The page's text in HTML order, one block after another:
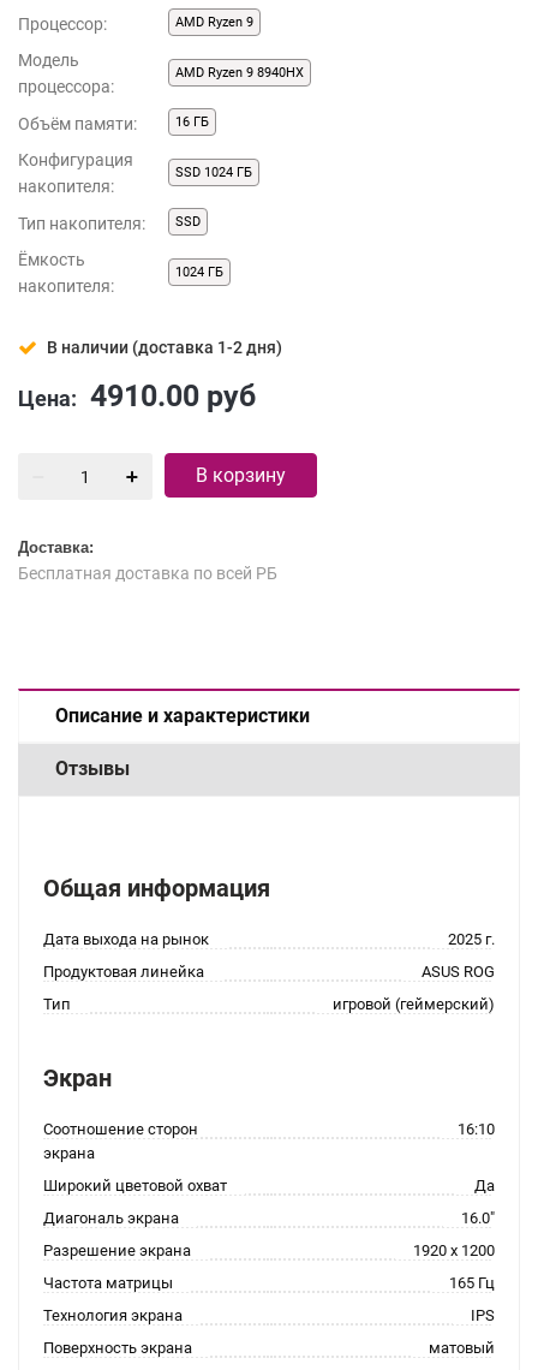
Процессор: AMD Ryzen 9
Модель
процессора:
AMD Ryzen 9 8940HX
Объём памяти: 16 ГБ
Конфигурация
накопителя:
SSD 1024 ГБ
Тип накопителя: SSD
Ёмкость
накопителя:
1024 ГБ
В наличии (доставка 1-2 дня)
Цена: 4910.00 руб
В корзину
Доставка:
Бесплатная доставка по всей РБ
Описание и характеристики
Отзывы
Общая информация
Дата выхода на рынок
2025 г.
Продуктовая линейка
ASUS ROG
Тип
игровой (геймерский)
Экран
Соотношение сторон
экрана
16:10
Широкий цветовой охват
Да
Диагональ экрана
16.0"
Разрешение экрана
1920 x 1200
Частота матрицы
165 Гц
Технология экрана
IPS
Поверхность экрана
матовый